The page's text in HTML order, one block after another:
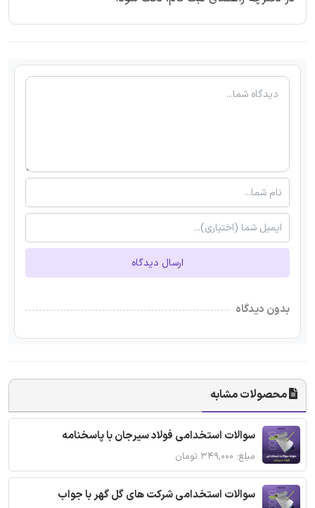
ارسال دیدگاه
بدون دیدگاه
محصولات مشابه
سوالات استخدامی فولاد سیرجان با پاسخنامه
مبلغ: ۳۴۹,۰۰۰ تومان
سوالات استخدامی شرکت های گل گهر با جواب